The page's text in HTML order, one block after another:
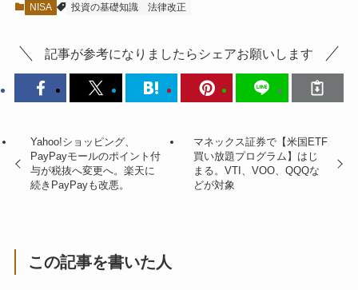
NISA 投資の基礎知識 法律改正
記事が参考になりましたらシェアお願いします
Yahoo!ショッピング、
PayPayモールのポイント付
与が税抜へ変更へ。楽天に
続きPayPayも改悪。
マネックス証券で【米国ETF
買い放題プログラム】はじ
まる。VTI、VOO、QQQな
どが対象
この記事を書いた人